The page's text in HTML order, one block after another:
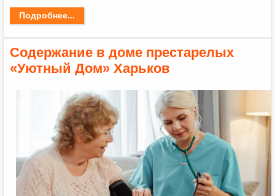
Подробнее...
Содержание в доме престарелых
«Уютный Дом» Харьков